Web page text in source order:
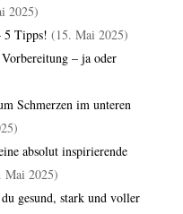
2025)
5 Tipps! (15. Mai 2025)
– ja oder
Schmerzen im unteren
absolut inspirierende
Mai 2025)
gesund, stark und voller